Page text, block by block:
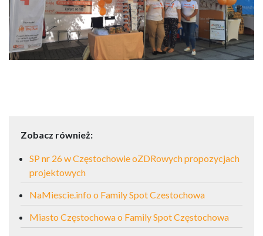
Zobacz również:
SP nr 26 w Częstochowie oZDRowych propozycjach
projektowych
NaMiescie.info o Family Spot Czestochowa
Miasto Częstochowa o Family Spot Częstochowa